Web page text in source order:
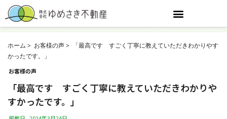
ホーム お客様の声
「最高です すごく丁寧に教えていただきわかりやす
かったです。」
お客様の声
「最高です すごく丁寧に教えていただきわかりや
すかったです。」